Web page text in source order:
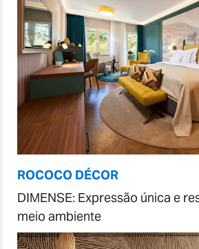
ROCOCO DÉCOR
DIMENSE: Expressão única e
meio ambiente